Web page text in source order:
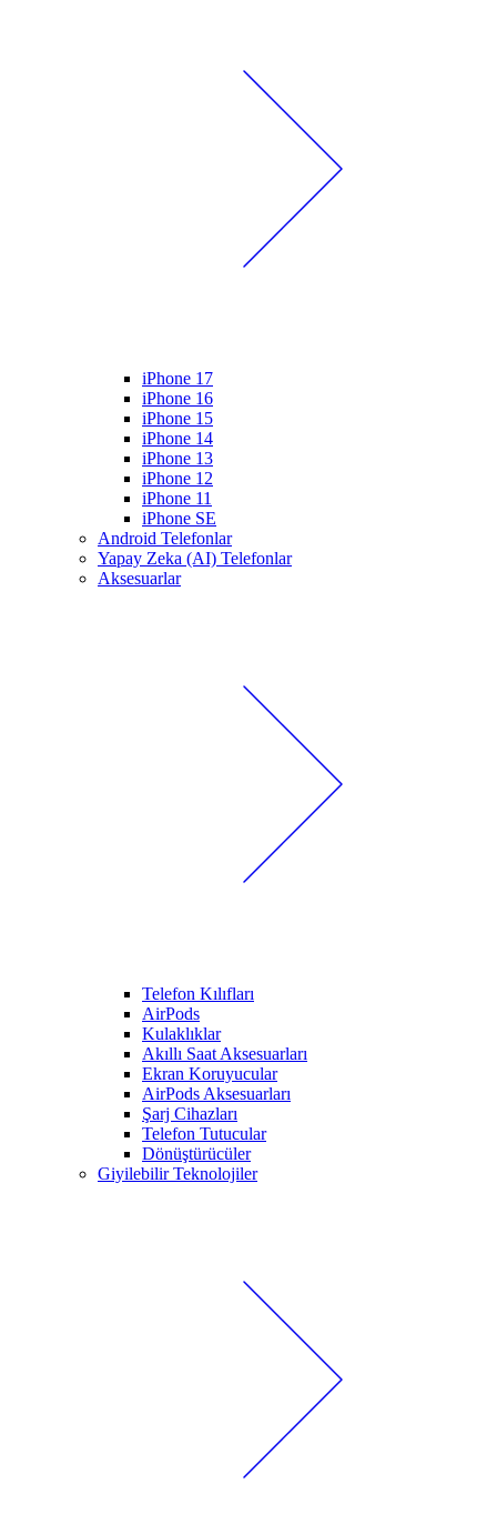
iPhone 17
iPhone 16
iPhone 15
iPhone 14
iPhone 13
iPhone 12
iPhone 11
iPhone SE
Android Telefonlar
Yapay Zeka (AI) Telefonlar
Aksesuarlar
Telefon Kılıfları
AirPods
Kulaklıklar
Akıllı Saat Aksesuarları
Ekran Koruyucular
AirPods Aksesuarları
Şarj Cihazları
Telefon Tutucular
Dönüştürücüler
Giyilebilir Teknolojiler